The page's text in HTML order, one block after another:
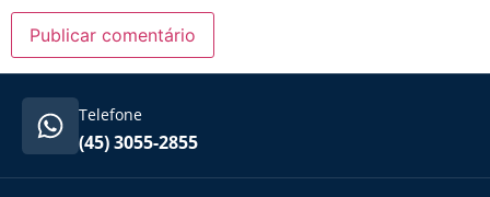
Telefone
(45) 3055-2855